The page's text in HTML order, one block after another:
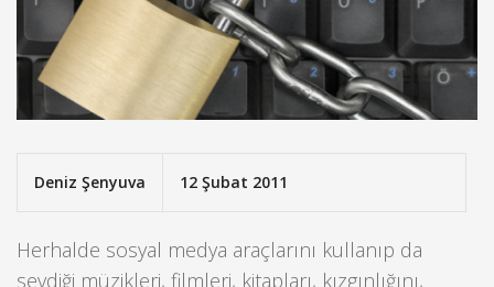
Deniz Şenyuva 12 Şubat 2011
Herhalde sosyal medya araçlarını kullanıp da
sevdiği müzikleri, filmleri, kitapları, kızgınlığını,